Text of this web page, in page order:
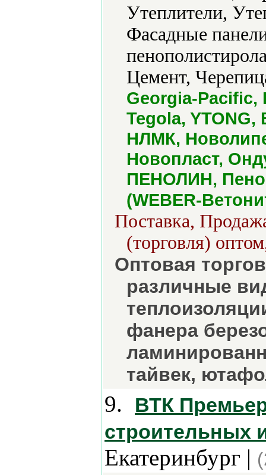
Утеплители,
Фасадные
Цемент,
Georgia-Pacific,
Tegola,
НЛМК,
Новопласт,
ПЕНОЛИН,
(WEBER-
Поставка,
(торговля)
Оптовая
различные
фанера
тайвек,
9.
ВТК
строительных
Екатеринбург |